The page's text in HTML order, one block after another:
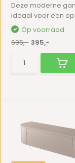
Deze moderne
ideaal voor een
Op voorraad
695,- 395,-